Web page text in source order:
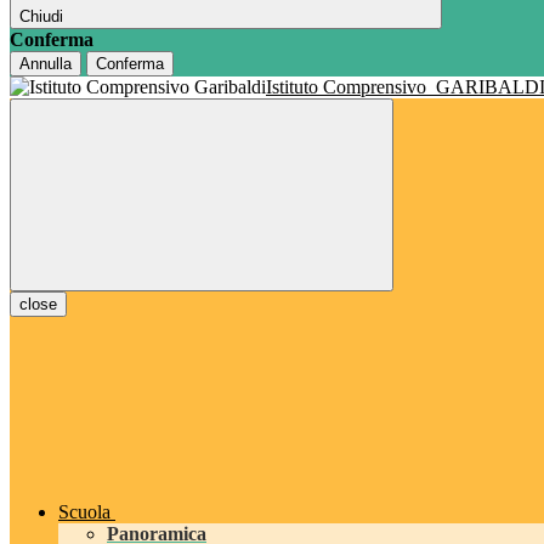
Chiudi
Conferma
Annulla Conferma
Istituto Comprensivo GARIBALDI
close
Scuola
Panoramica